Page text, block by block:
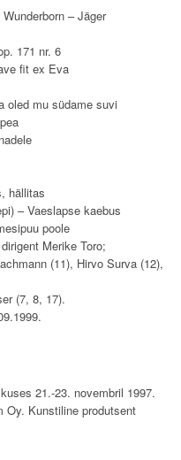
– Jäger
171 nr. 6
fit ex Eva
oled mu südame suvi
hällitas
– Vaeslapse kaebus
poole
Merike Toro;
(11), Hirvo Surva (12),
(7, 8, 17).
21.-23. novembril 1997.
Oy. Kunstiline produtsent